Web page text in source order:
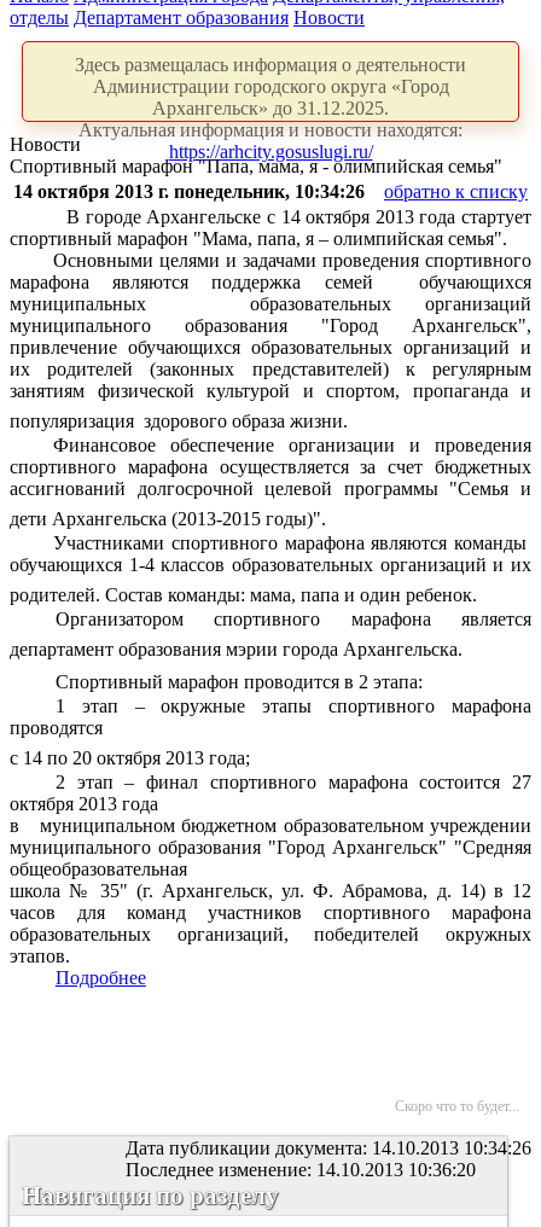
отделы Департамент образования Новости
Здесь размещалась информация о деятельности
Администрации городского округа «Город
Архангельск» до 31.12.2025.
Актуальная информация и новости находятся:
https://arhcity.gosuslugi.ru/
Новости
Спортивный марафон "Папа, мама, я - олимпийская семья"
14 октября 2013 г. понедельник, 10:34:26
обратно к списку
В городе Архангельске с 14 октября 2013 года стартует
спортивный марафон "Мама, папа, я – олимпийская семья".
Основными целями и задачами проведения спортивного
марафона являются поддержка семей
обучающихся
муниципальных
образовательных организаций
муниципального образования "Город Архангельск",
привлечение обучающихся образовательных организаций и
их родителей (законных представителей) к регулярным
занятиям физической культурой и спортом, пропаганда и
популяризация здорового образа жизни.
Финансовое обеспечение организации и проведения
спортивного марафона
осуществляется за счет бюджетных
ассигнований долгосрочной целевой программы "Семья и
дети Архангельска (2013-2015 годы)".
Участниками спортивного марафона являются команды
обучающихся 1-4 классов образовательных организаций и их
родителей. Состав команды: мама, папа и один ребенок.
Организатором спортивного марафона является
департамент образования мэрии города Архангельска.
Спортивный марафон проводится в 2 этапа:
1 этап – окружные этапы спортивного марафона
проводятся
с 14 по 20 октября 2013 года;
2 этап – финал спортивного марафона состоится 27
октября 2013 года
в
муниципальном бюджетном образовательном учреждении
муниципального образования "Город Архангельск" "Средняя
общеобразовательная
школа № 35" (г. Архангельск, ул. Ф. Абрамова, д. 14) в 12
часов для команд участников спортивного марафона
образовательных организаций, победителей окружных
этапов.
Подробнее
Скоро что то будет...
Дата публикации документа: 14.10.2013 10:34:26
Последнее изменение: 14.10.2013 10:36:20
Навигация по разделу